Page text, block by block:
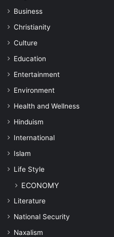
Business
Christianity
Culture
Education
Entertainment
Environment
Health and Wellness
Hinduism
International
Islam
Life Style
ECONOMY
Literature
National Security
Naxalism